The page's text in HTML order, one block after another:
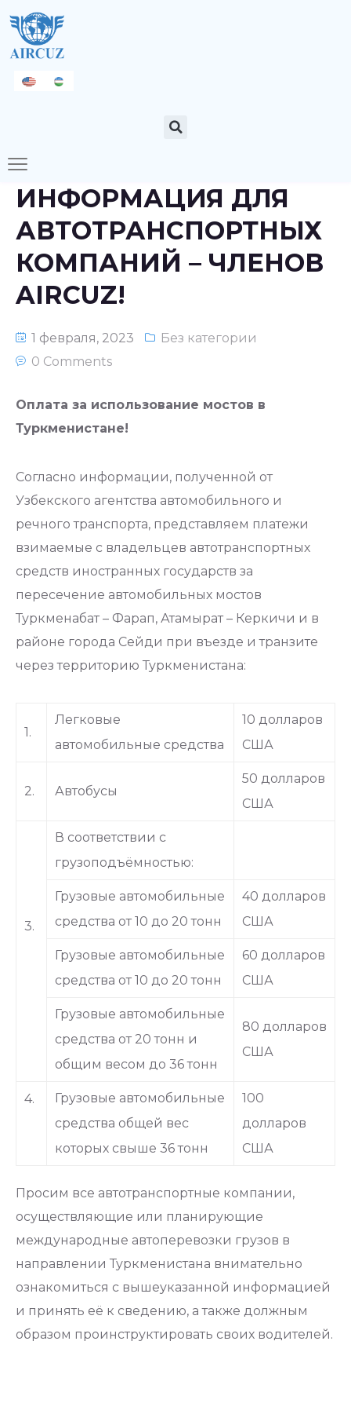
ИНФОРМАЦИЯ ДЛЯ
АВТОТРАНСПОРТНЫХ
КОМПАНИЙ – ЧЛЕНОВ
AIRCUZ!
1 февраля, 2023
Без категории
0 Comments
Оплата за использование мостов в
Туркменистане!
Согласно информации, полученной от
Узбекского агентства автомобильного и
речного транспорта, представляем платежи
взимаемые с владельцев автотранспортных
средств иностранных государств за
пересечение автомобильных мостов
Туркменабат – Фарап, Атамырат – Керкичи и в
районе города Сейди при въезде и транзите
через территорию Туркменистана:
1.
Легковые
автомобильные средства
10 долларов
США
2. Автобусы
50 долларов
США
3.
В соответствии с
грузоподъёмностью:
Грузовые автомобильные
средства от 10 до 20 тонн
40 долларов
США
Грузовые автомобильные
средства от 10 до 20 тонн
60 долларов
США
Грузовые автомобильные
средства от 20 тонн и
общим весом до 36 тонн
80 долларов
США
4.
Грузовые автомобильные
средства общей вес
которых свыше 36 тонн
100
долларов
США
Просим все автотранспортные компании,
осуществляющие или планирующие
международные автоперевозки грузов в
направлении Туркменистана внимательно
ознакомиться с вышеуказанной информацией
и принять её к сведению, а также должным
образом проинструктировать своих водителей.